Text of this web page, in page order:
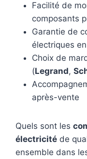
Facilité de
composants
Garantie de
électriques
Choix de
(Legrand,
après-vente
Quels sont les
électricité de
ensemble dans